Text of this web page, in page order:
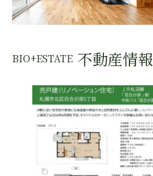
BIO+ESTATE 不動産情報